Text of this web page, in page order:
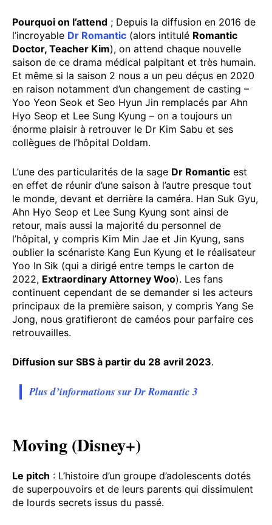
Pourquoi on l’attend ; Depuis la diffusion en 2016 de
l’incroyable Dr Romantic (alors intitulé Romantic
Doctor, Teacher Kim), on attend chaque nouvelle
saison de ce drama médical palpitant et très humain.
Et même si la saison 2 nous a un peu déçus en 2020
en raison notamment d’un changement de casting –
Yoo Yeon Seok et Seo Hyun Jin remplacés par Ahn
Hyo Seop et Lee Sung Kyung – on a toujours un
énorme plaisir à retrouver le Dr Kim Sabu et ses
collègues de l’hôpital Doldam.
L’une des particularités de la sage Dr Romantic est
en effet de réunir d’une saison à l’autre presque tout
le monde, devant et derrière la caméra. Han Suk Gyu,
Ahn Hyo Seop et Lee Sung Kyung sont ainsi de
retour, mais aussi la majorité du personnel de
l’hôpital, y compris Kim Min Jae et Jin Kyung, sans
oublier la scénariste Kang Eun Kyung et le réalisateur
Yoo In Sik (qui a dirigé entre temps le carton de
2022, Extraordinary Attorney Woo). Les fans
continuent cependant de se demander si les acteurs
principaux de la première saison, y compris Yang Se
Jong, nous gratifieront de caméos pour parfaire ces
retrouvailles.
Diffusion sur SBS à partir du 28 avril 2023.
Plus d’informations sur Dr Romantic 3
Moving (Disney+)
Le pitch : L’histoire d’un groupe d’adolescents dotés
de superpouvoirs et de leurs parents qui dissimulent
de lourds secrets issus du passé.